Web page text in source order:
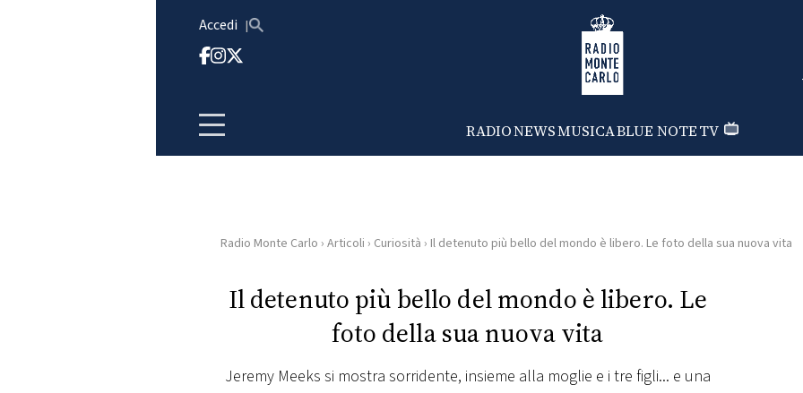
Accedi Radio Monte Carlo
RADIONEWSMUSICABLUE NOTETV
HOME
RADIO
RADIO
Radio Monte Carlo › Articoli › Curiosità › Il detenuto più bello del mondo è libero. Le foto della sua nuova vita
Il detenuto più bello del mondo è libero. Le
foto della sua nuova vita
Jeremy Meeks si mostra sorridente, insieme alla moglie e i tre figli... e una